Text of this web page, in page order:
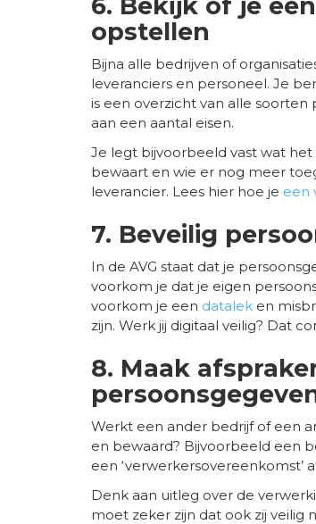
opstellen
Bijna alle bedrijven of
leveranciers en personeel. Je
is een overzicht van alle
aan een aantal eisen.
Je legt bijvoorbeeld vast wat
bewaart en wie er nog meer
leverancier. Lees hier hoe je een
7. Beveilig
In de AVG staat dat je
voorkom je dat je eigen
voorkom je een datalek en
zijn. Werk jij digitaal veilig? Dat
8. Maak
Werkt een ander bedrijf of een
en bewaard? Bijvoorbeeld een
een ‘verwerkersovereenkomst’
Denk aan uitleg over de
moet zeker zijn dat ook zij veilig